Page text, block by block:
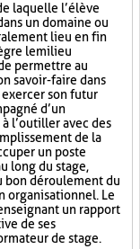
laquelle l’élève
un domaine ou
lieu en fin
le milieu
permettre au
savoir-faire dans
son futur
d’un
l’outiller avec des
de la
un poste
long du stage,
bon déroulement du
organisationnel. Le
un rapport
de ses
de stage.